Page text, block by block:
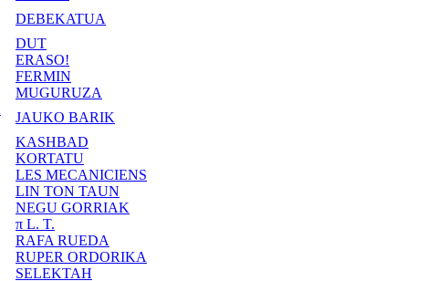
DEBEKATUA
DUT
ERASO!
FERMIN
MUGURUZA
JAUKO BARIK
KASHBAD
KORTATU
LES MECANICIENS
LIN TON TAUN
NEGU GORRIAK
π L. T.
RAFA RUEDA
RUPER ORDORIKA
SELEKTAH